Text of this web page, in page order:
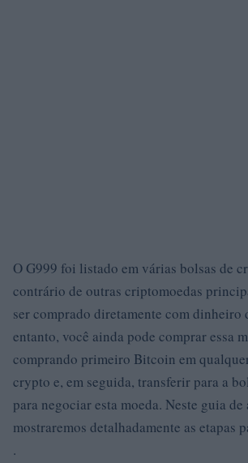
O G999 foi listado em várias bolsas de
contrário de outras criptomoedas
ser comprado diretamente com dinheiro
entanto, você ainda pode comprar essa
comprando primeiro Bitcoin em
crypto e, em seguida, transferir para a
para negociar esta moeda. Neste guia
mostraremos detalhadamente as etapas
.